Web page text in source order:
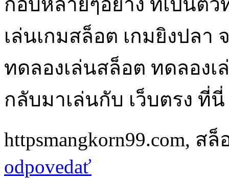
เล่นเกมสล็อต เกมยิงปลา
ทดลองเล่นสล็อต ทดลองเ
กลับมาเล่นกับ เว็บตรง ที่
httpsmangkorn99.com, สล็
odpovedať